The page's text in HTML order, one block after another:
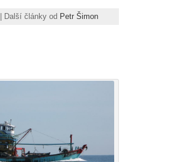
| Další články od Petr Šimon